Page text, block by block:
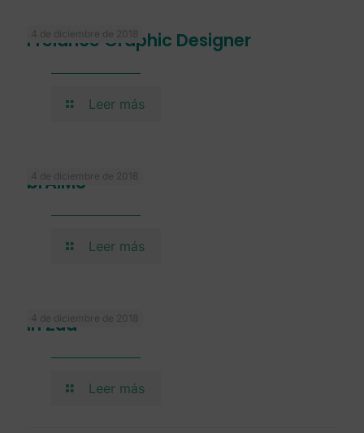
4 de diciembre de 2018
Frelance Graphic Designer
Leer más
4 de diciembre de 2018
brAIMS
Leer más
4 de diciembre de 2018
In Zúa
Leer más